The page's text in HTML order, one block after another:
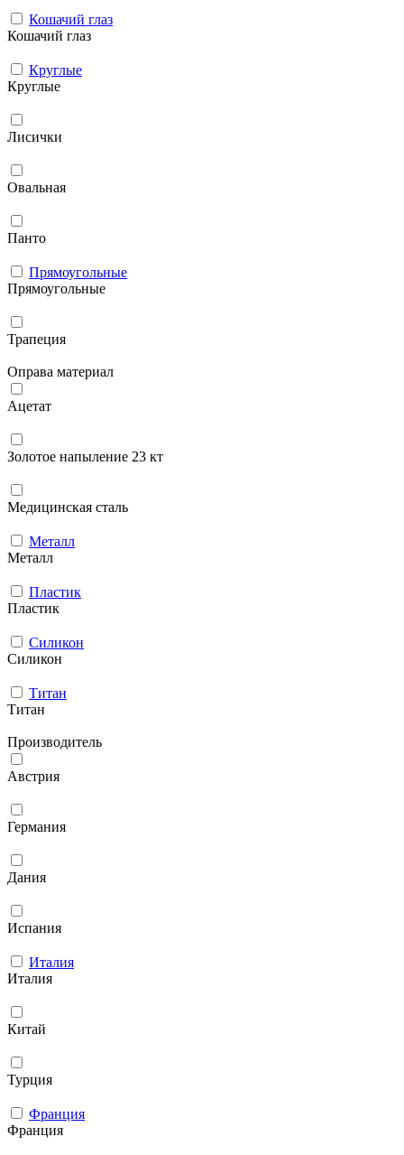
Кошачий глаз
Кошачий глаз
Круглые
Круглые
Лисички
Овальная
Панто
Прямоугольные
Прямоугольные
Трапеция
Оправа материал
Ацетат
Золотое напыление 23 кт
Медицинская сталь
Металл
Металл
Пластик
Пластик
Силикон
Силикон
Титан
Титан
Производитель
Австрия
Германия
Дания
Испания
Италия
Италия
Китай
Турция
Франция
Франция